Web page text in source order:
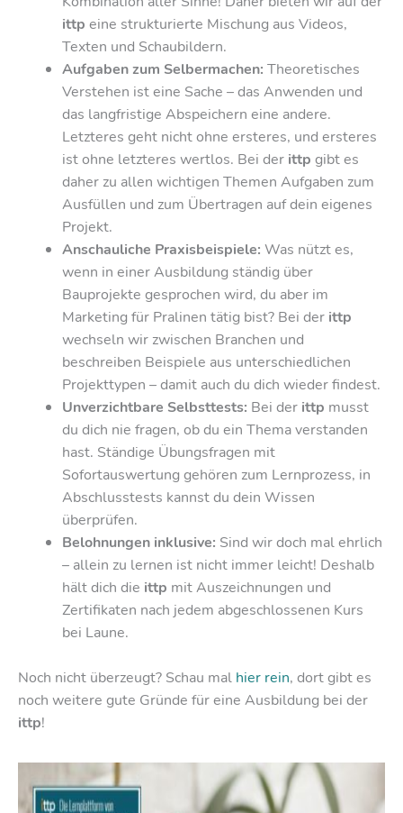
ittp eine strukturierte Mischung aus Videos,
Texten und Schaubildern.
Aufgaben zum Selbermachen: Theoretisches
Verstehen ist eine Sache – das Anwenden und
das langfristige Abspeichern eine andere.
Letzteres geht nicht ohne ersteres, und ersteres
ist ohne letzteres wertlos. Bei der ittp gibt es
daher zu allen wichtigen Themen Aufgaben zum
Ausfüllen und zum Übertragen auf dein eigenes
Projekt.
Anschauliche Praxisbeispiele: Was nützt es,
wenn in einer Ausbildung ständig über
Bauprojekte gesprochen wird, du aber im
Marketing für Pralinen tätig bist? Bei der ittp
wechseln wir zwischen Branchen und
beschreiben Beispiele aus unterschiedlichen
Projekttypen – damit auch du dich wieder findest.
Unverzichtbare Selbsttests: Bei der ittp musst
du dich nie fragen, ob du ein Thema verstanden
hast. Ständige Übungsfragen mit
Sofortauswertung gehören zum Lernprozess, in
Abschlusstests kannst du dein Wissen
überprüfen.
Belohnungen inklusive: Sind wir doch mal ehrlich
– allein zu lernen ist nicht immer leicht! Deshalb
hält dich die ittp mit Auszeichnungen und
Zertifikaten nach jedem abgeschlossenen Kurs
bei Laune.
Noch nicht überzeugt? Schau mal hier rein, dort gibt es
noch weitere gute Gründe für eine Ausbildung bei der
ittp!